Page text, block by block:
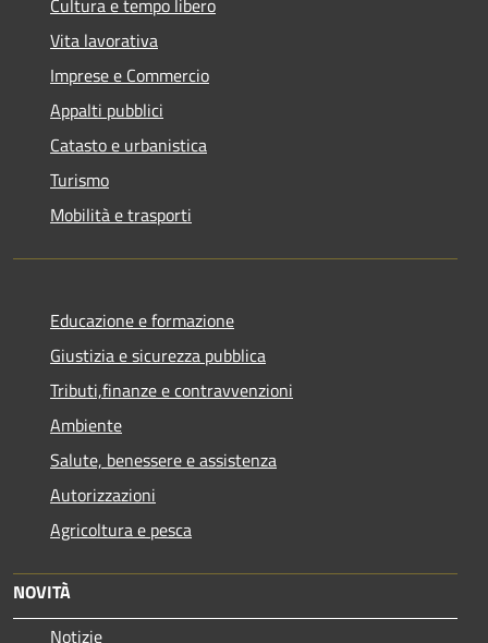
Cultura e tempo libero
Vita lavorativa
Imprese e Commercio
Appalti pubblici
Catasto e urbanistica
Turismo
Mobilità e trasporti
Educazione e formazione
Giustizia e sicurezza pubblica
Tributi,finanze e contravvenzioni
Ambiente
Salute, benessere e assistenza
Autorizzazioni
Agricoltura e pesca
NOVITÀ
Notizie